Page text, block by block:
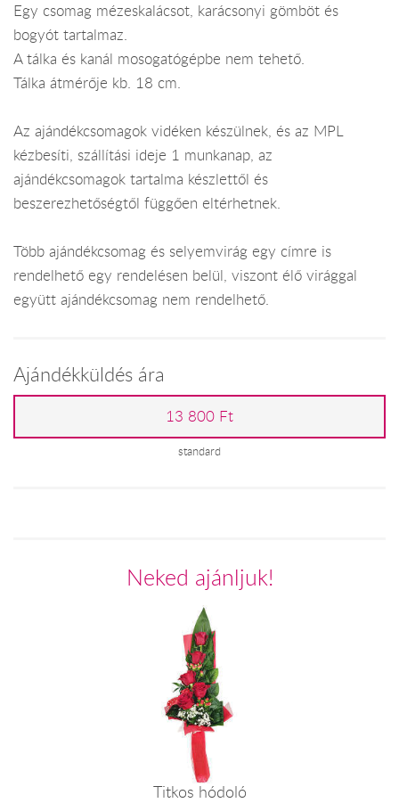
Egy csomag mézeskalácsot, karácsonyi gömböt és
bogyót tartalmaz.
A tálka és kanál mosogatógépbe nem tehető.
Tálka átmérője kb. 18 cm.
Az ajándékcsomagok vidéken készülnek, és az MPL
kézbesíti, szállítási ideje 1 munkanap, az
ajándékcsomagok tartalma készlettől és
beszerezhetőségtől függően eltérhetnek.
Több ajándékcsomag és selyemvirág egy címre is
rendelhető egy rendelésen belül, viszont élő virággal
együtt ajándékcsomag nem rendelhető.
Ajándékküldés ára
13 800 Ft
standard
Neked ajánljuk!
Titkos hódoló